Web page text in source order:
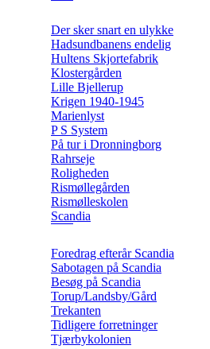
Der sker snart en ulykke
Hadsundbanens endelig
Hultens Skjortefabrik
Klostergården
Lille Bjellerup
Krigen 1940-1945
Marienlyst
P S System
På tur i Dronningborg
Rahrseje
Roligheden
Rismøllegården
Rismølleskolen
Scandia
Foredrag efterår Scandia
Sabotagen på Scandia
Besøg på Scandia
Torup/Landsby/Gård
Trekanten
Tidligere forretninger
Tjærbykolonien